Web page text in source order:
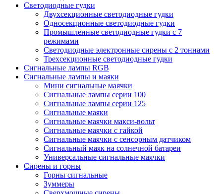
Светодиодные гудки
Двухсекционные светодиодные гудки
Односекционные светодиодные гудки
Промышленные светодиодные гудки с 7
режимами
Светодиодные электронные сирены с 2 тоннами
Трехсекционные светодиодные гудки
Сигнальные лампы RGB
Сигнальные лампы и маяки
Мини сигнальные маячки
Сигнальные лампы серии 100
Сигнальные лампы серии 125
Сигнальные маяки
Сигнальные маячки макси-вольт
Сигнальные маячки с гайкой
Сигнальные маячки с сенсорным датчиком
Сигнальный маяк на солнечной батареи
Универсальные сигнальные маячки
Сирены и горны
Горны сигнальные
Зуммеры